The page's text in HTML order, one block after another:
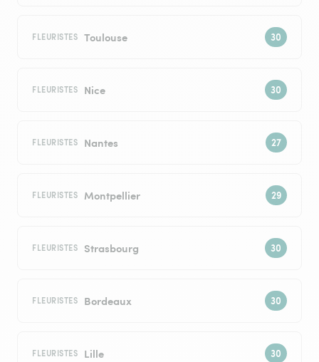
FLEURISTES Toulouse
FLEURISTES Nice
FLEURISTES Nantes
FLEURISTES Montpellier
FLEURISTES Strasbourg
FLEURISTES Bordeaux
FLEURISTES Lille